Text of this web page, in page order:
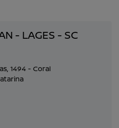
- LAGES - SC
1494 - Coral